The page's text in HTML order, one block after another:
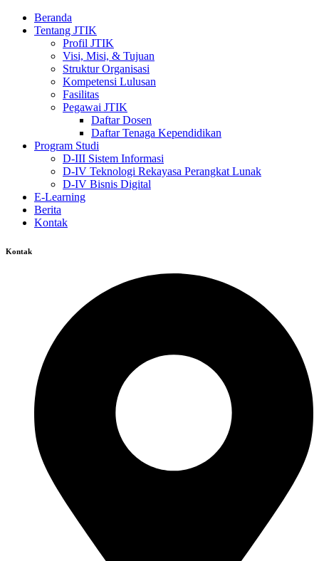
Beranda
Tentang JTIK
Profil JTIK
Visi, Misi, & Tujuan
Struktur Organisasi
Kompetensi Lulusan
Fasilitas
Pegawai JTIK
Daftar Dosen
Daftar Tenaga Kependidikan
Program Studi
D-III Sistem Informasi
D-IV Teknologi Rekayasa Perangkat Lunak
D-IV Bisnis Digital
E-Learning
Berita
Kontak
Kontak